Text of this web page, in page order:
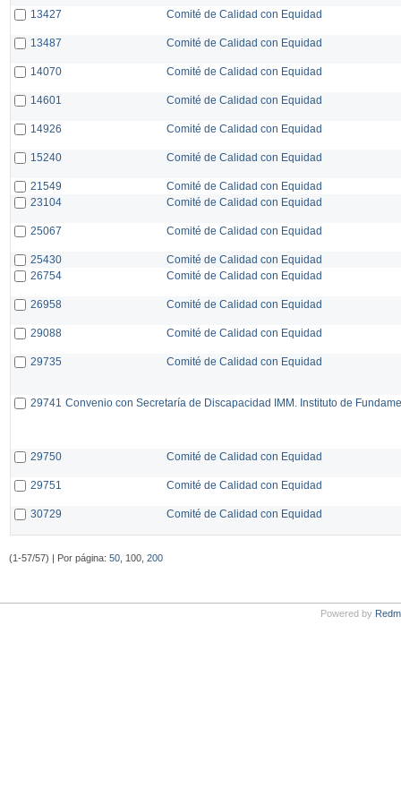
13427 Comité de Calidad con Equidad
13487 Comité de Calidad con Equidad
14070 Comité de Calidad con Equidad
14601 Comité de Calidad con Equidad
14926 Comité de Calidad con Equidad
15240 Comité de Calidad con Equidad
21549
Comité de Calidad con Equidad
23104
Comité de Calidad con Equidad
25067 Comité de Calidad con Equidad
25430
Comité de Calidad con Equidad
26754
Comité de Calidad con Equidad
26958 Comité de Calidad con Equidad
29088 Comité de Calidad con Equidad
29735 Comité de Calidad con Equidad
29741 Convenio con Secretaría de Discapacidad IMM. Instituto de
29750 Comité de Calidad con Equidad
29751 Comité de Calidad con Equidad
30729 Comité de Calidad con Equidad
(1-57/57) | Por página: 50 , 100, 200
Powered by